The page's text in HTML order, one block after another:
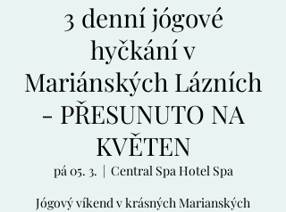
3 denní jógové
hyčkání v
Mariánských Lázních
- PŘESUNUTO NA
KVĚTEN
pá 05. 3.
  |
Central Spa Hotel Spa
Jógový víkend v krásných Marianských